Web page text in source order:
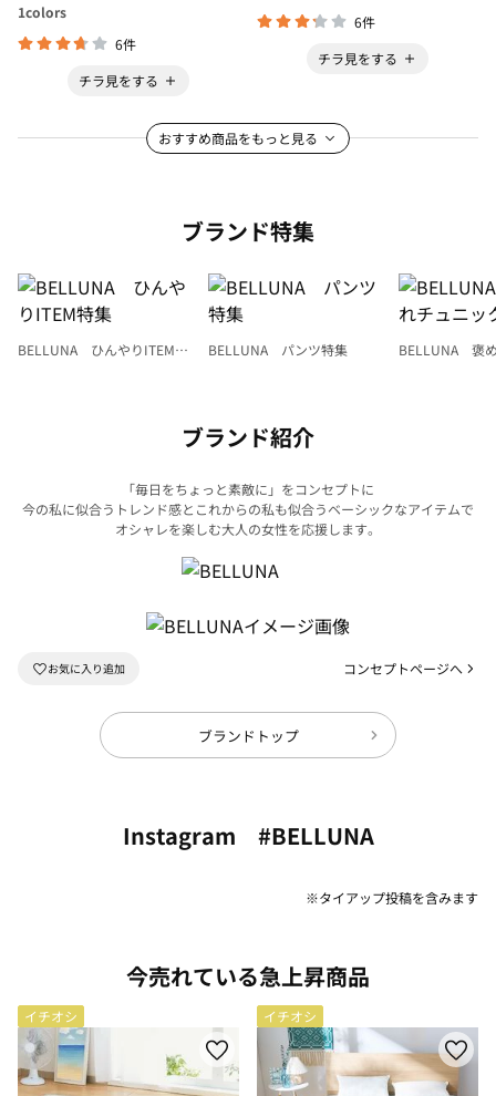
1colors
6件
チラ見をする
6件
チラ見をする
おすすめ商品をもっと見る
ブランド特集
BELLUNA ひんやりITEM特
BELLUNA パンツ特集
BELLUNA 褒
ブランド紹介
「毎日をちょっと素敵に」をコンセプトに
今の私に似合うトレンド感とこれからの私も似合うベーシックなアイテムで
オシャレを楽しむ大人の女性を応援します。
コンセプトページへ
ブランドトップ
Instagram #BELLUNA
※タイアップ投稿を含みます
今売れている急上昇商品
イチオシ イチオシ